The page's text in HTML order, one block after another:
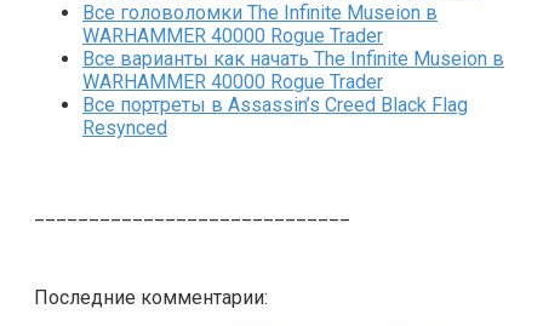
Все головоломки The Infinite Museion в
WARHAMMER 40000 Rogue Trader
Все варианты как начать The Infinite Museion в
WARHAMMER 40000 Rogue Trader
Все портреты в Assassin’s Creed Black Flag
Resynced
Последние комментарии: